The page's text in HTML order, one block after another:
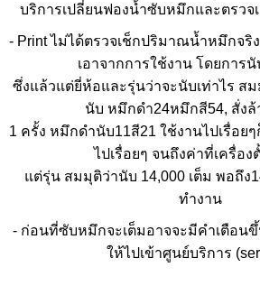
บริการเปลี่ยนฟองน้ำซับหมึกและตรวจ
- Print ไม่ได้ตรวจเช็กปริมาณน้ำหมึกจริ
เอาจากการใช้งาน โดยการนั
ซึ่งแล้วแต่ยี่ห้อและรุ่นว่าจะนับเท่าไร สม
นับ หมึกดำ24หมึกสี54, สั่ง
1 ครั้ง หมึกดำนับ11สี21 ใช้งานไปเรื่อย
ไปเรื่อยๆ จนถึงค่าที่เครื่อง
แต่รุ่น สมมุติว่านับ 14,000 เต็ม พอถึง
ทำงาน
- ก่อนที่ซับหมึกจะเต็มอาจจะมีคำเตือนขึ้
ให้ไปเข้าศูนย์บริการ